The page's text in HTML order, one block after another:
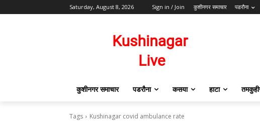
Saturday, August 8, 2026 Sign in / Join कुशीनगर समाचार पडरौना
कुशीनगर समाचार पडरौना कसया हाटा
Tags Kushinagar covid ambulance rate